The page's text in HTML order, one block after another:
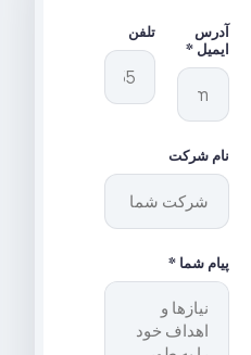
آدرس
ایمیل *
تلفن
نام شرکت
پیام شما *